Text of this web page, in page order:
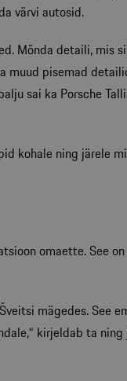
värvi autosid.
Mõnda detaili, mis
muud pisemad
sai ka Porsche
kohale ning järele
omaette. See
mägedes. See
kirjeldab ta